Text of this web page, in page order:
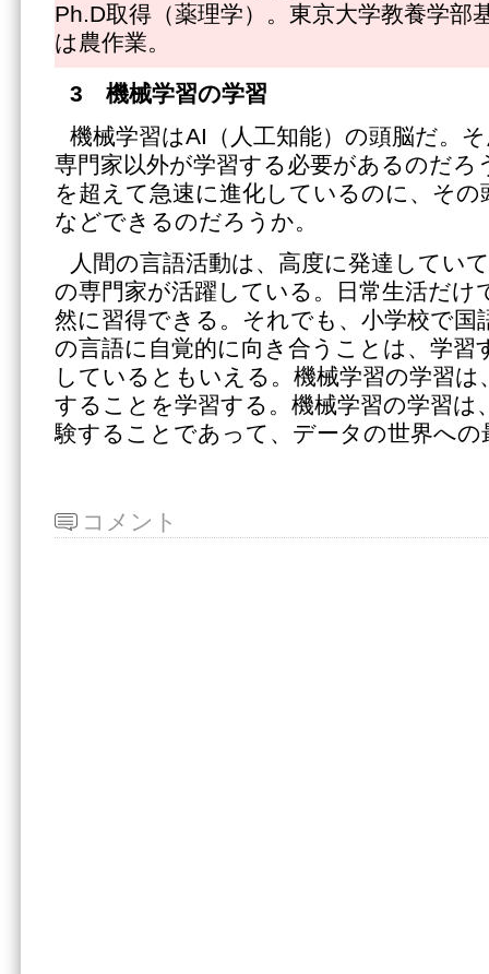
Ph.D取得（薬理学）。東京大学教養学部
は農作業。
3 機械学習の学習
機械学習はAI（人工知能）の頭脳だ。
専門家以外が学習する必要があるのだろ
を超えて急速に進化しているのに、そ
などできるのだろうか。
人間の言語活動は、高度に発達してい
の専門家が活躍している。日常生活だけ
然に習得できる。それでも、小学校で国
の言語に自覚的に向き合うことは、学習
しているともいえる。機械学習の学習
することを学習する。機械学習の学習は
験することであって、データの世界へ
コメント